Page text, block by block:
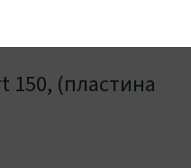
150, (пластина